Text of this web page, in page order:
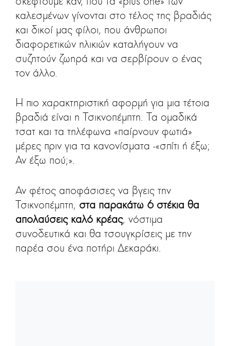
καλεσμένων γίνονται στο τέλος της βραδιάς
και δικοί μας φίλοι, που άνθρωποι
διαφορετικών ηλικιών καταλήγουν να
συζητούν ζωηρά και να σερβίρουν ο ένας
τον άλλο.
Η πιο χαρακτηριστική αφορμή για μια τέτοια
βραδιά είναι η Τσικνοπέμπτη. Τα ομαδικά
τσατ και τα τηλέφωνα «παίρνουν φωτιά»
μέρες πριν για τα κανονίσματα -«σπίτι ή έξω;
Αν έξω πού;».
Αν φέτος αποφάσισες να βγεις την
Τσικνοπέμπτη, στα παρακάτω 6 στέκια θα
απολαύσεις καλό κρέας, νόστιμα
συνοδευτικά και θα τσουγκρίσεις με την
παρέα σου ένα ποτήρι Δεκαράκι.